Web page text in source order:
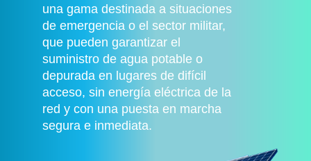
una gama destinada a situaciones
de emergencia o el sector militar,
que pueden garantizar el
suministro de agua potable o
depurada en lugares de difícil
acceso, sin energía eléctrica de la
red y con una puesta en marcha
segura e inmediata.